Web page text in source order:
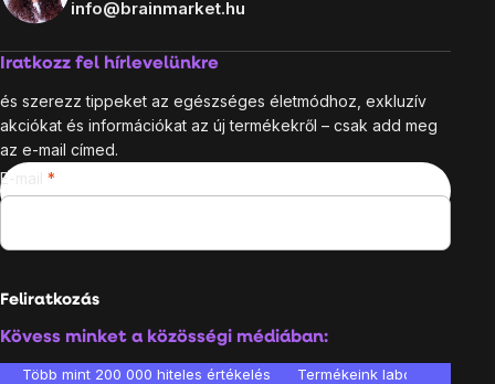
info@brainmarket.hu
Iratkozz fel hírlevelünkre
és szerezz tippeket az egészséges életmódhoz, exkluzív
akciókat és információkat az új termékekről – csak add meg
az e-mail címed.
E-mail
Feliratkozás
Kövess minket a közösségi médiában:
Több mint 200 000 hiteles értékelés Termékeink